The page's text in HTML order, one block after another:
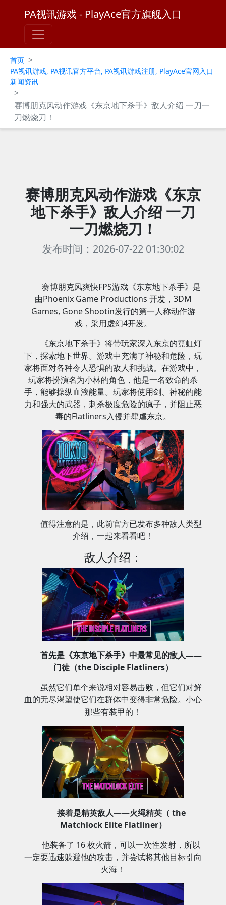
PA视讯游戏 - PlayAce官方旗舰入口
首页 >
PA视讯游戏, PA视讯官方平台, PA视讯游戏注册, PlayAce官网入口
新闻资讯
>
赛博朋克风动作游戏《东京地下杀手》敌人介绍 一刀一
刀燃烧刀！
赛博朋克风动作游戏《东京
地下杀手》敌人介绍 一刀
一刀燃烧刀！
发布时间：2026-07-22 01:30:02
赛博朋克风爽快FPS游戏《东京地下杀手》是
由Phoenix Game Productions 开发，3DM
Games, Gone Shootin发行的第一人称动作游
戏，采用虚幻4开发。
《东京地下杀手》将带玩家深入东京的霓虹灯
下，探索地下世界。游戏中充满了神秘和危险，玩
家将面对各种令人恐惧的敌人和挑战。在游戏中，
玩家将扮演名为小林的角色，他是一名致命的杀
手，能够操纵血液能量。玩家将使用剑、神秘的能
力和强大的武器，刺杀极度危险的疯子，并阻止恶
毒的Flatliners入侵并肆虐东京。
值得注意的是，此前官方已发布多种敌人类型
介绍，一起来看看吧！
敌人介绍：
首先是《东京地下杀手》中最常见的敌人——
门徒（the Disciple Flatliners）
虽然它们单个来说相对容易击败，但它们对鲜
血的无尽渴望使它们在群体中变得非常危险。小心
那些有装甲的！
接着是精英敌人——火绳精英（ the
Matchlock Elite Flatliner）
他装备了 16 枚火箭，可以一次性发射，所以
一定要迅速躲避他的攻击，并尝试将其他目标引向
火海！